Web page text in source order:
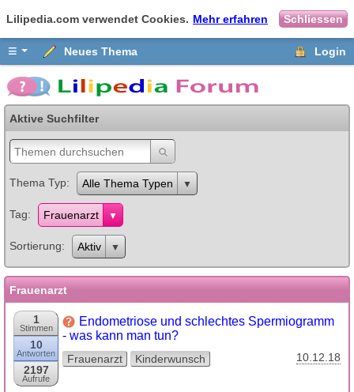
Lilipedia.com verwendet Cookies. Mehr erfahren Schliessen
≡ Neues Thema Login
Aktive Suchfilter
Thema Typ Alle Thema Typen
Tag Frauenarzt
Sortierung Aktiv
Frauenarzt
1
Stimmen
10
Antworten
2197
Aufrufe
Endometriose und schlechtes Spermiogramm
- was kann man tun?
Frauenarzt Kinderwunsch 10.12.18